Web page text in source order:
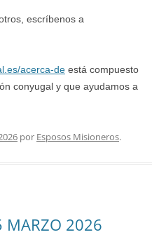
escríbenos a
acerca-de está compuesto
conyugal y que ayudamos a
por Esposos Misioneros.
MARZO 2026